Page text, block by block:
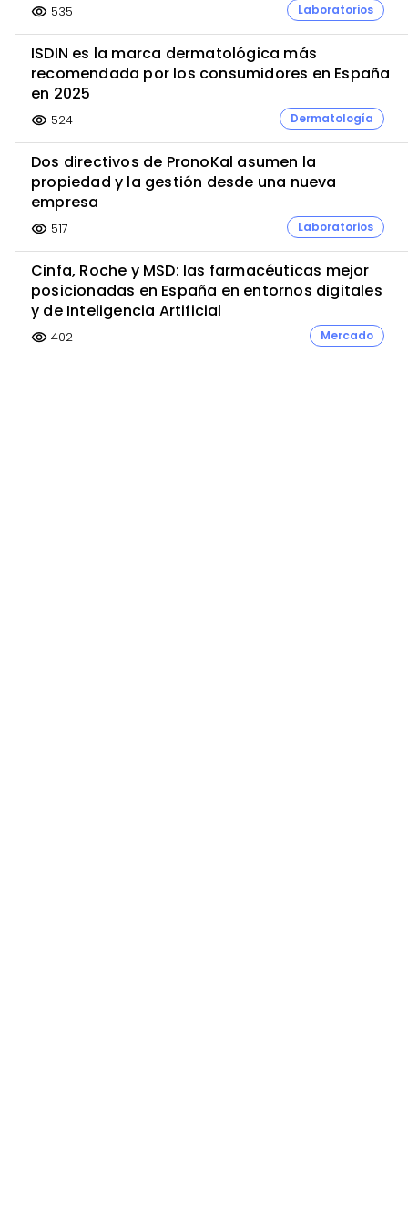
visibility 535 Laboratorios
ISDIN es la marca dermatológica más
recomendada por los consumidores en España
en 2025
visibility 524 Dermatología
Dos directivos de PronoKal asumen la
propiedad y la gestión desde una nueva
empresa
visibility 517 Laboratorios
Cinfa, Roche y MSD: las farmacéuticas mejor
posicionadas en España en entornos digitales
y de Inteligencia Artificial
visibility 402 Mercado